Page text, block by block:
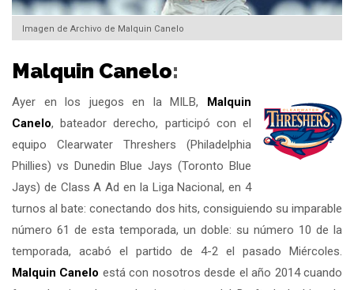
Imagen de Archivo de Malquin Canelo
Malquin Canelo:
Ayer en los juegos en la MILB, Malquin
Canelo, bateador derecho, participó con el
equipo Clearwater Threshers (Philadelphia
Phillies) vs Dunedin Blue Jays (Toronto Blue
Jays) de Class A Ad en la Liga Nacional, en 4
turnos al bate: conectando dos hits, consiguiendo su imparable
número 61 de esta temporada, un doble: su número 10 de la
temporada, acabó el partido de 4-2 el pasado Miércoles.
Malquin Canelo está con nosotros desde el año 2014 cuando